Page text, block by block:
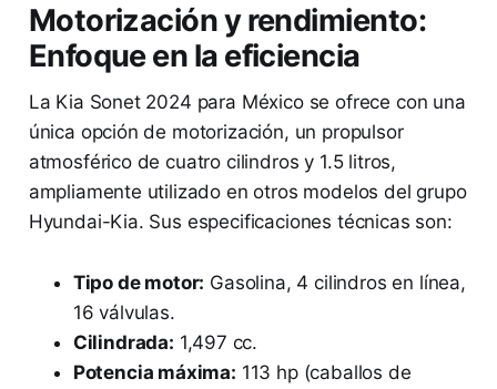
Motorización y rendimiento:
Enfoque en la eficiencia
La Kia Sonet 2024 para México se ofrece con una
única opción de motorización, un propulsor
atmosférico de cuatro cilindros y 1.5 litros,
ampliamente utilizado en otros modelos del grupo
Hyundai-Kia. Sus especificaciones técnicas son:
Tipo de motor: Gasolina, 4 cilindros en línea,
16 válvulas.
Cilindrada: 1,497 cc.
Potencia máxima: 113 hp (caballos de